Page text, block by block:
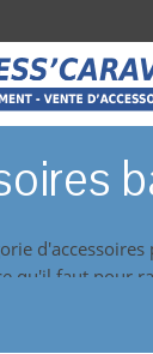
d'accessoires
qu'il faut pour